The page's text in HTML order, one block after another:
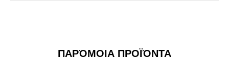
ΠΑΡΌΜΟΙΑ ΠΡΟΪΌΝΤΑ